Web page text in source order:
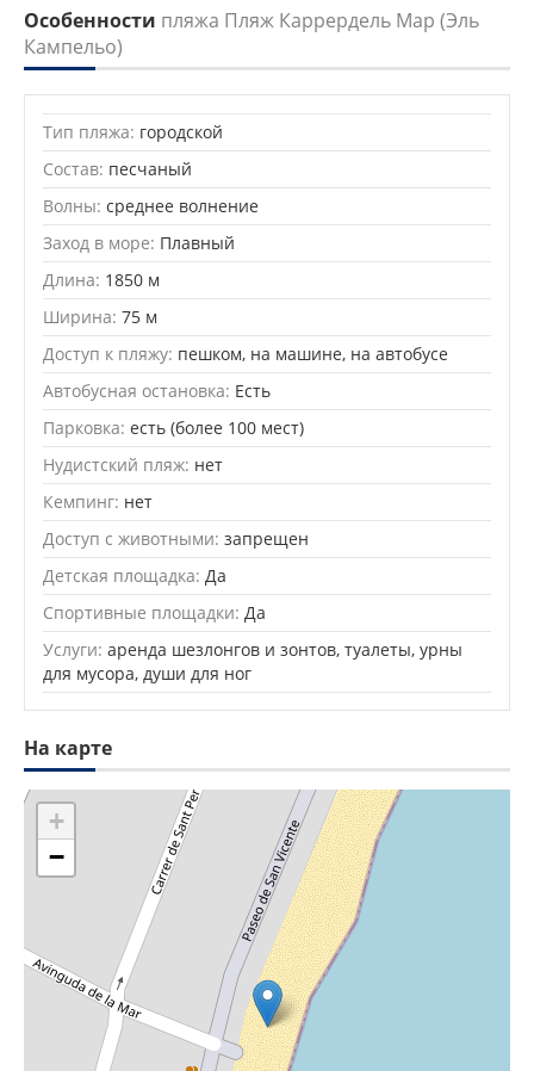
Особенности пляжа Пляж Каррердель Мар (Эль
Кампельо)
Тип пляжа: городской
Состав: песчаный
Волны: среднее волнение
Заход в море: Плавный
Длина: 1850 м
Ширина: 75 м
Доступ к пляжу: пешком, на машине, на автобусе
Автобусная остановка: Есть
Парковка: есть (более 100 мест)
Нудистский пляж: нет
Кемпинг: нет
Доступ с животными: запрещен
Детская площадка: Да
Спортивные площадки: Да
Услуги: аренда шезлонгов и зонтов, туалеты, урны
для мусора, души для ног
На карте
+
−